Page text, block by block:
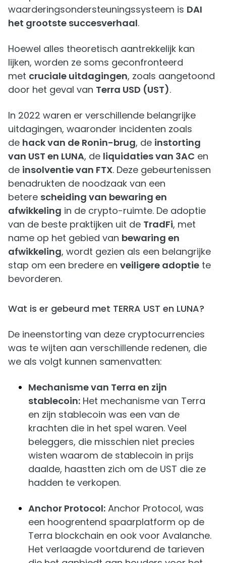
waarderingsondersteuningssysteem is DAI
het grootste succesverhaal.
Hoewel alles theoretisch aantrekkelijk kan
lijken, worden ze soms geconfronteerd
met cruciale uitdagingen, zoals aangetoond
door het geval van Terra USD (UST).
In 2022 waren er verschillende belangrijke
uitdagingen, waaronder incidenten zoals
de hack van de Ronin-brug, de instorting
van UST en LUNA, de liquidaties van 3AC en
de insolventie van FTX. Deze gebeurtenissen
benadrukten de noodzaak van een
betere scheiding van bewaring en
afwikkeling in de crypto-ruimte. De adoptie
van de beste praktijken uit de TradFi, met
name op het gebied van bewaring en
afwikkeling, wordt gezien als een belangrijke
stap om een bredere en veiligere adoptie te
bevorderen.
Wat is er gebeurd met TERRA UST en LUNA?
De ineenstorting van deze cryptocurrencies
was te wijten aan verschillende redenen, die
we als volgt kunnen samenvatten:
Mechanisme van Terra en zijn
stablecoin: Het mechanisme van Terra
en zijn stablecoin was een van de
krachten die in het spel waren. Veel
beleggers, die misschien niet precies
wisten waarom de stablecoin in prijs
daalde, haastten zich om de UST die ze
hadden te verkopen.
Anchor Protocol: Anchor Protocol, was
een hoogrentend spaarplatform op de
Terra blockchain en ook voor Avalanche.
Het verlaagde voortdurend de tarieven